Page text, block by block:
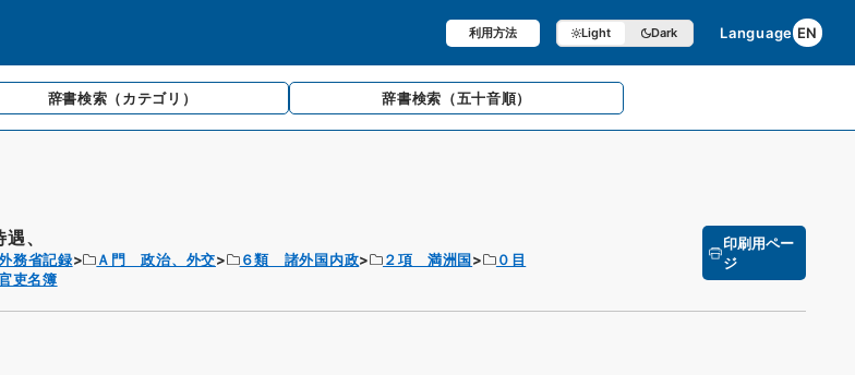
利用方法 Light Dark Language EN
辞書検索 （カテゴリ） 辞書検索 （五十音順）
、
務省記録 Ａ門 政治、外交 ６類 諸外国内政 ２項 満洲国
０目
吏名簿
印刷用ペー
ジ